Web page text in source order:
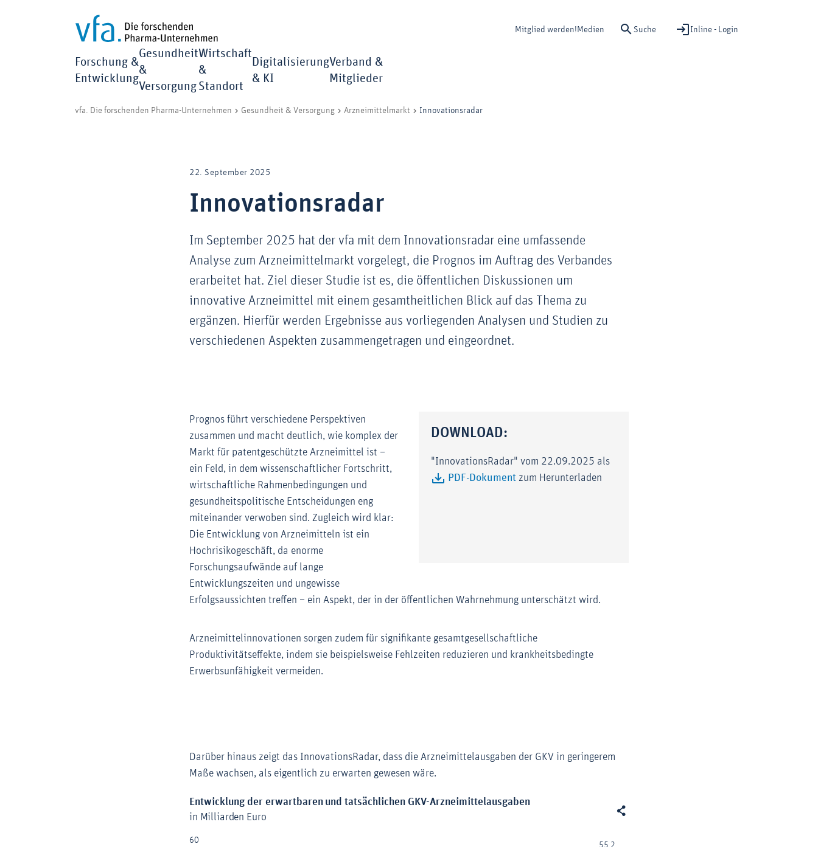
Mitglied werden! Medien Suche Inline - Login
Forschung &
Entwicklung
Gesundheit
&
Versorgung
Wirtschaft
&
Standort
Digitalisierung
& KI
Verband &
Mitglieder
vfa. Die forschenden Pharma-Unternehmen Gesundheit & Versorgung Arzneimittelmarkt Innovationsradar
22. September 2025
Innovationsradar
Im September 2025 hat der vfa mit dem Innovationsradar eine umfassende
Analyse zum Arzneimittelmarkt vorgelegt, die Prognos im Auftrag des Verbandes
erarbeitet hat. Ziel dieser Studie ist es, die öffentlichen Diskussionen um
innovative Arzneimittel mit einem gesamtheitlichen Blick auf das Thema zu
ergänzen. Hierfür werden Ergebnisse aus vorliegenden Analysen und Studien zu
verschiedenen Aspekten zusammengetragen und eingeordnet.
DOWNLOAD:
"InnovationsRadar" vom 22.09.2025 als
PDF-Dokumentzum Herunterladen
Prognos führt verschiedene Perspektiven
zusammen und macht deutlich, wie komplex der
Markt für patentgeschützte Arzneimittel ist –
ein Feld, in dem wissenschaftlicher Fortschritt,
wirtschaftliche Rahmenbedingungen und
gesundheitspolitische Entscheidungen eng
miteinander verwoben sind. Zugleich wird klar:
Die Entwicklung von Arzneimitteln ist ein
Hochrisikogeschäft, da enorme
Forschungsaufwände auf lange
Entwicklungszeiten und ungewisse
Erfolgsaussichten treffen – ein Aspekt, der in der öffentlichen Wahrnehmung unterschätzt wird.
Arzneimittelinnovationen sorgen zudem für signifikante gesamtgesellschaftliche
Produktivitätseffekte, indem sie beispielsweise Fehlzeiten reduzieren und krankheitsbedingte
Erwerbsunfähigkeit vermeiden.
Darüber hinaus zeigt das InnovationsRadar, dass die Arzneimittelausgaben der GKV in geringerem
Maße wachsen, als eigentlich zu erwarten gewesen wäre.